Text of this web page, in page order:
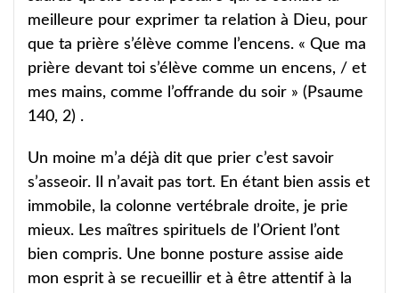
meilleure pour exprimer ta relation à Dieu, pour
que ta prière s’élève comme l’encens. « Que ma
prière devant toi s’élève comme un encens, / et
mes mains, comme l’offrande du soir » (Psaume
140, 2) .
Un moine m’a déjà dit que prier c’est savoir
s’asseoir. Il n’avait pas tort. En étant bien assis et
immobile, la colonne vertébrale droite, je prie
mieux. Les maîtres spirituels de l’Orient l’ont
bien compris. Une bonne posture assise aide
mon esprit à se recueillir et à être attentif à la